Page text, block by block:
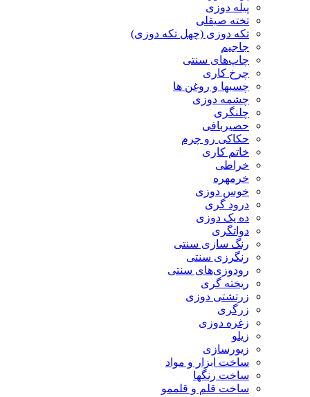
پیله دوزی
تخته صیقلی
تکه دوزی (چهل تکه دوزی)
جاجیم
چاپ‌های سنتی
چرخ کاری
چسبها و روغن ها
چشمه دوزی
چلنگری
حصیربافی
حکاکی رو چرم
خاتم کاری
خراطی
خرمهره
خوس دوزی
درود گری
ده یک دوزی
دواتگری
رنگ سازی سنتی
رنگرزی سنتی
رودوزی‌های سنتی
ریخته گری
زرتشتی دوزی
زرگری
زغره دوزی
زیلو
زیورسازی
ساخت ابزار و مواد
ساخت رنگها
ساخت قلم و قلممو